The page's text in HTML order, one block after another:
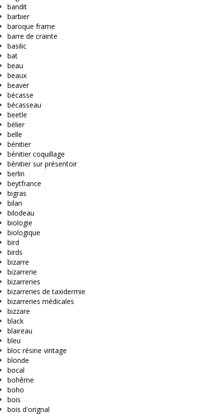
bandit
barbier
baroque frame
barre de crainte
basilic
bat
beau
beaux
beaver
bécasse
bécasseau
beetle
bélier
belle
bénitier
bénitier coquillage
bénitier sur présentoir
berlin
beytfrance
bigras
bilan
bilodeau
biologie
biologique
bird
birds
bizarre
bizarrerie
bizarreries
bizarreries de taxidermie
bizarreries médicales
bizzare
black
blaireau
bleu
bloc résine vintage
blonde
bocal
bohême
boho
bois
bois d'orignal